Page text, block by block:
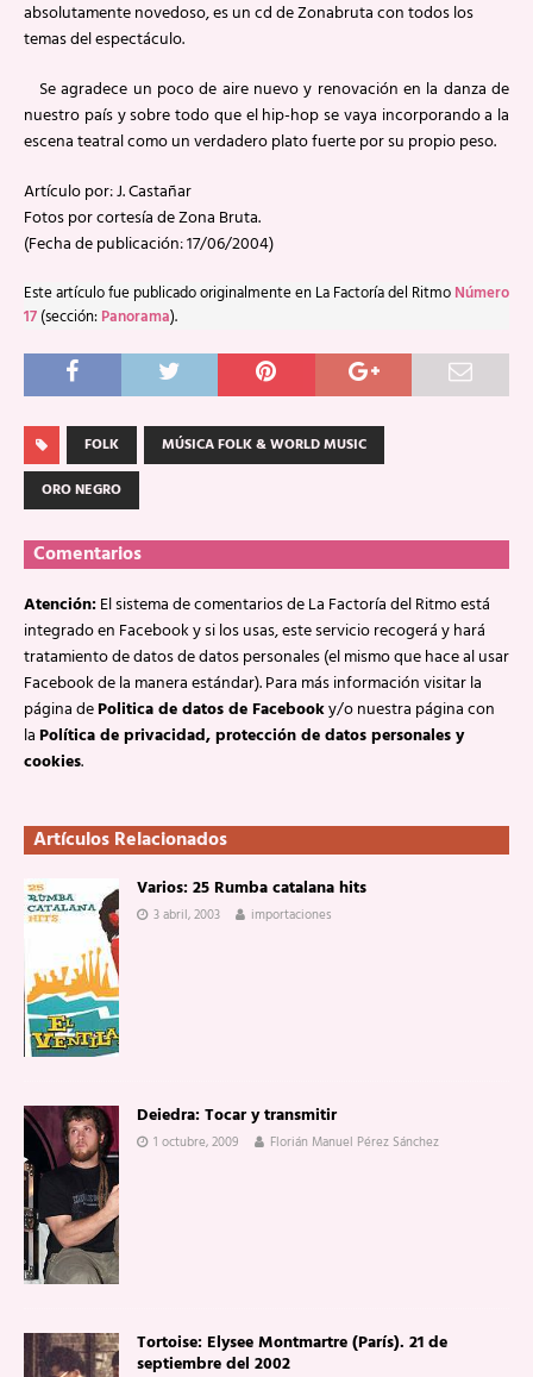
absolutamente novedoso, es un cd de Zonabruta con todos los
temas del espectáculo.
Se agradece un poco de aire nuevo y renovación en la danza de
nuestro país y sobre todo que el hip-hop se vaya incorporando a la
escena teatral como un verdadero plato fuerte por su propio peso.
Artículo por: J. Castañar
Fotos por cortesía de Zona Bruta.
(Fecha de publicación: 17/06/2004)
Este artículo fue publicado originalmente en La Factoría del Ritmo Número
17 (sección: Panorama).
FOLK
MÚSICA FOLK & WORLD MUSIC
ORO NEGRO
Comentarios
Atención:El sistema de comentarios de La Factoría del Ritmo está
integrado en Facebook y si los usas, este servicio recogerá y hará
tratamiento de datos de datos personales (el mismo que hace al usar
Facebook de la manera estándar). Para más información visitar la
página dePolitica de datos de Facebooky/o nuestra página con
laPolítica de privacidad, protección de datos personales y
cookies.
Artículos Relacionados
Varios: 25 Rumba catalana hits
3 abril, 2003 importaciones
Deiedra: Tocar y transmitir
1 octubre, 2009 Florián Manuel Pérez Sánchez
Tortoise: Elysee Montmartre (París). 21 de
septiembre del 2002